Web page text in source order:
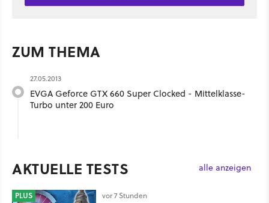
ZUM THEMA
27.05.2013
EVGA Geforce GTX 660 Super Clocked - Mittelklasse-
Turbo unter 200 Euro
AKTUELLE TESTS alle anzeigen
PLUS vor 7 Stunden